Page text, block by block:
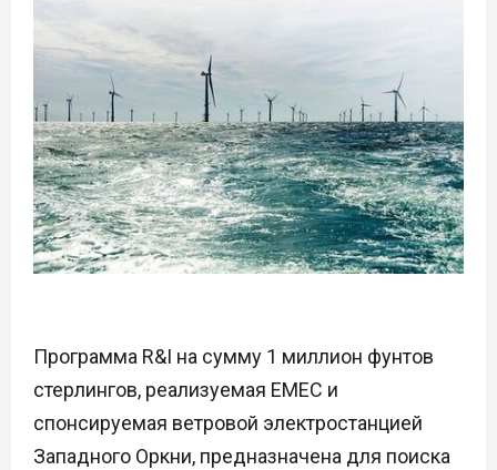
Программа R&I на сумму 1 миллион фунтов
стерлингов, реализуемая EMEC и
спонсируемая ветровой электростанцией
Западного Оркни, предназначена для поиска